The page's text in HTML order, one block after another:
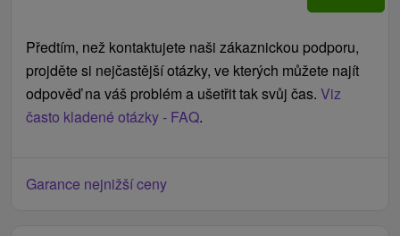
Předtím, než kontaktujete naši zákaznickou podporu,
projděte si nejčastější otázky, ve kterých můžete najít
odpověď na váš problém a ušetřit tak svůj čas. Viz
často kladené otázky - FAQ.
Garance nejnižší ceny